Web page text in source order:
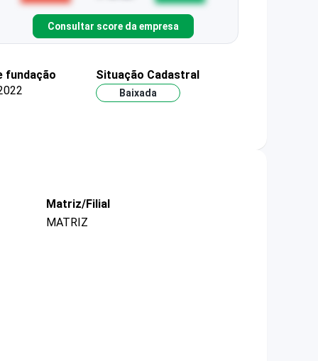
Consultar score da empresa
fundação
Situação Cadastral
Baixada
Matriz/Filial
MATRIZ